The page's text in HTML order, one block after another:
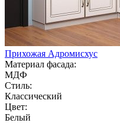
Прихожая Адромисхус
Материал фасада:
МДФ
Стиль:
Классический
Цвет:
Белый